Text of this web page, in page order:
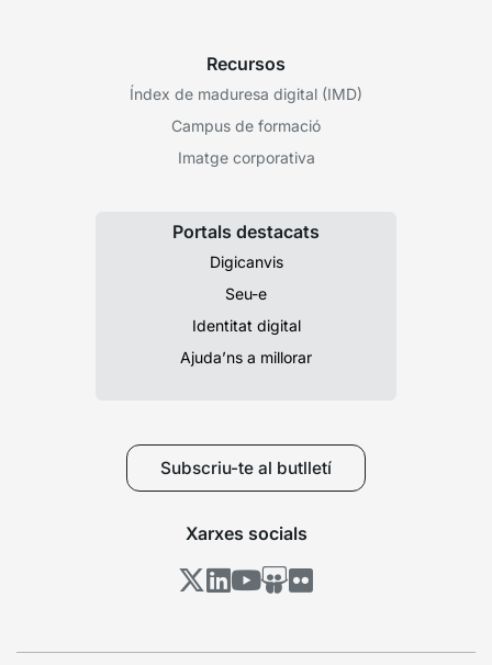
Recursos
Índex de maduresa digital (IMD)
Campus de formació
Imatge corporativa
Portals destacats
Digicanvis
Seu-e
Identitat digital
Ajuda’ns a millorar
Subscriu-te al butlletí
Xarxes socials